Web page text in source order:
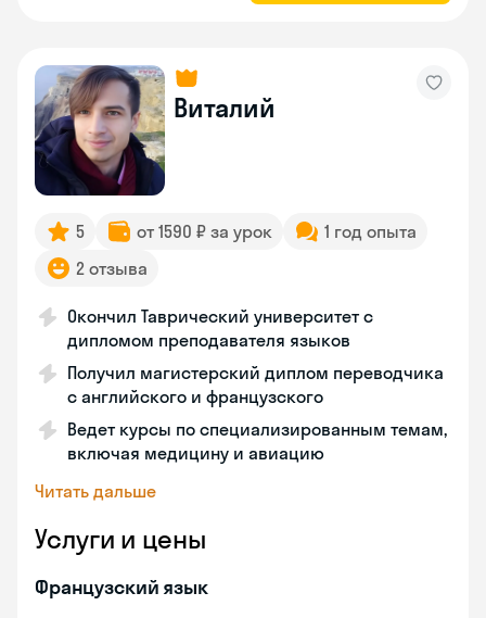
Виталий
5 от 1590 ₽ за урок
1 год опыта
2 отзыва
Окончил Таврический университет с
дипломом преподавателя языков
Получил магистерский диплом переводчика
с английского и французского
Ведет курсы по специализированным темам,
включая медицину и авиацию
Читать дальше
Услуги и цены
Французский язык